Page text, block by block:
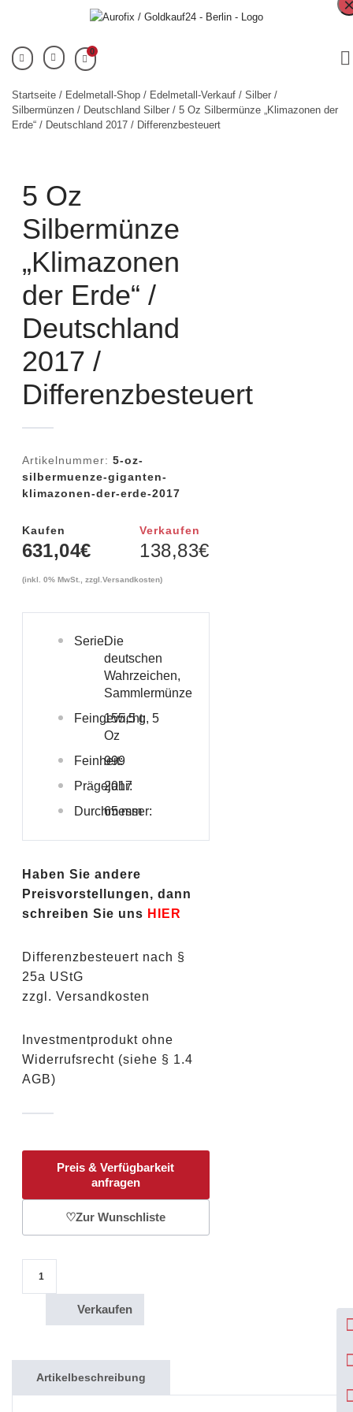
0
Startseite / Edelmetall-Shop / Edelmetall-Verkauf / Silber /
Silbermünzen / Deutschland Silber / 5 Oz Silbermünze „Klimazonen der
Erde“ / Deutschland 2017 / Differenzbesteuert
5 Oz
Silbermünze
„Klimazonen
der Erde“ /
Deutschland
2017 /
Differenzbesteuert
Artikelnummer: 5-oz-
silbermuenze-giganten-
klimazonen-der-erde-2017
Kaufen
631,04€
Verkaufen
138,83€
(inkl. 0% MwSt., zzgl. Versandkosten)
Serie:Die
deutschen
Wahrzeichen,
Sammlermünze
Feingewicht:
155,5 g, 5
Oz
Feinheit:
999
Prägejahr:
2017
Durchmesser:
65 mm
Haben Sie andere
Preisvorstellungen, dann
schreiben Sie uns HIER
Differenzbesteuert nach §
25a UStG
zzgl. Versandkosten
Investmentprodukt ohne
Widerrufsrecht (siehe § 1.4
AGB)
Preis & Verfügbarkeit
anfragen
♡Zur Wunschliste
Verkaufen
Artikelbeschreibung